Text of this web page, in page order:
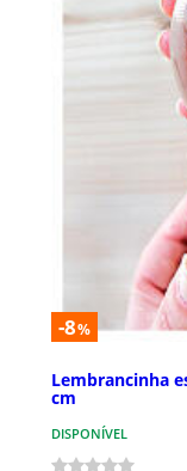
-8%
Lembrancinha
cm
DISPONÍVEL